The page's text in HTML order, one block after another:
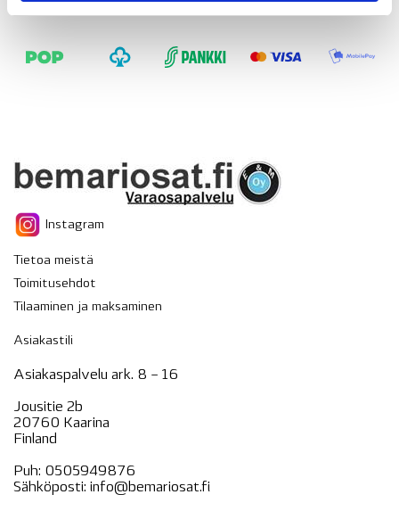
Instagram
Tietoa meistä
Toimitusehdot
Tilaaminen ja maksaminen
Asiakastili
Asiakaspalvelu ark. 8 – 16
Jousitie 2b
20760 Kaarina
Finland
Puh: 0505949876
Sähköposti: info@bemariosat.fi